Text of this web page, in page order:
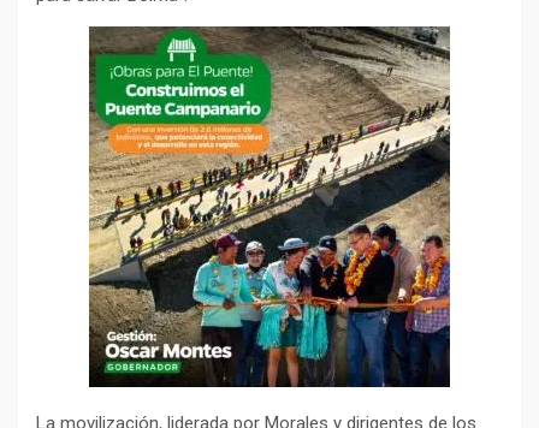
La movilización, liderada por Morales y dirigentes de los